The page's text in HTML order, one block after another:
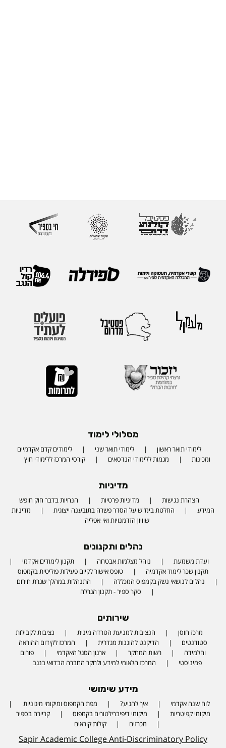
מסלולי לימוד
לימודי תואר ראשון לימודי תואר שני
לימודים קדם אקדמיים
ומכינות
מגמות ללימודי הנדסאים קורסי המרכז ללימודי חוץ
מדיניות
הצהרת נגישות מדיניות פרטיות
הנחיות בדבר חוק חופש
המידע
החלטת בימ"ש על הסדר פשרה בתובענה ייצוגית
מדיניות
שוויון הזדמנויות ואי-אפליה
נהלים ותקנונים
ועדת משמעת נוהל מצלמות אבטחה
תקנון לימודים אקדמי
תקנון שכר לימוד אקדמיה
טופס אישור לקיום פעילות פוליטית בקמפוס
נהלים לנושאי נשק בקמפוס המכללה
התנהלות במהלך שגרת חירום
סקר ספיר - תקנון הגרלה
שירותים
מרכז חוסן הנציבות למניעת הטרדה מינית
נציבות לקבילות
סטודנטים
הדיקנט להוגנות מגדרית
המרכז לקידום ההוראה
והלמידה
רשות המחקר ארגון הסגל האקדמי
פורום
פמיניסטי
המרכז הלאומי למידע ולחקר החברה הבדואי בנגב
מידע שימושי
לוח שנה אקדמי איך להגיע?
מפת הקמפוס ומיקומי מיגוניות
מיקומי קפיטריות
מיקומי דיפיברילטורים בקמפוס
קריירה בספיר
מכרזים
קולות קוראים
Sapir Academic College Anti-Discriminatory Policy
Phone number